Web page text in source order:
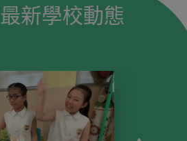
最新學校動態